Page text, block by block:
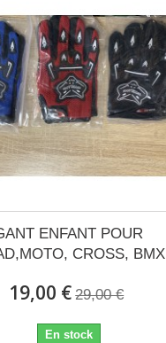
ENFANT POUR
CROSS, BMX
19,00 € 29,00 €
En stock